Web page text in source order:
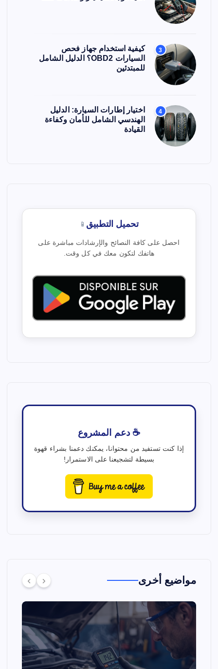
3
كيفية استخدام جهاز فحص
السيارات OBD2؟ الدليل الشامل
للمبتدئين
4
اختيار إطارات السيارة: الدليل
الهندسي الشامل للأمان وكفاءة
القيادة
📱 تحميل التطبيق
احصل على كافة النصائح والإرشادات مباشرة على
هاتفك لتكون معك في كل وقت.
☕ دعم المشروع
إذا كنت تستفيد من محتوانا، يمكنك دعمنا بشراء قهوة
بسيطة لتشجيعنا على الاستمرار!
مواضيع أخرى